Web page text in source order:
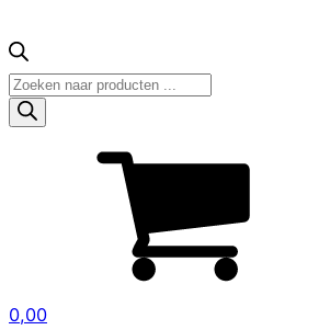
Producten
zoeken
0,00